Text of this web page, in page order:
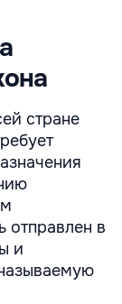
стране
отправлен в
и